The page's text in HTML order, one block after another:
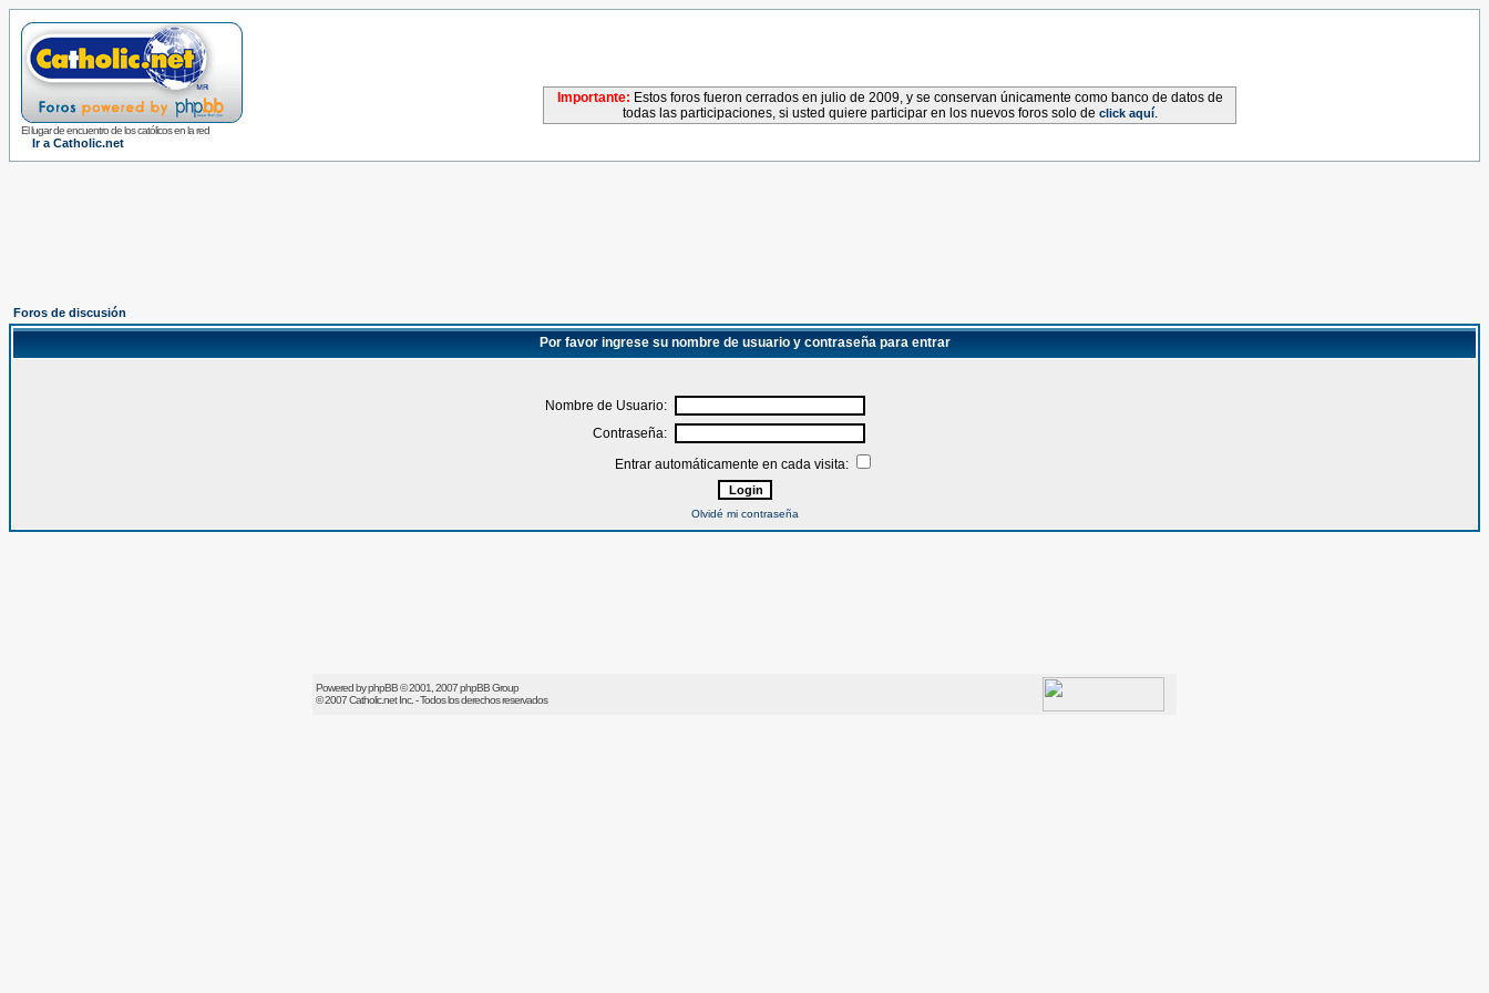
El lugar de encuentro de los católicos en la red
Ir a Catholic.net
Importante: Estos foros fueron cerrados en julio de 2009, y se conservan únicamente como banco de datos de
todas las participaciones, si usted quiere participar en los nuevos foros solo de click aquí.
Foros de discusión
Por favor ingrese su nombre de usuario y contraseña para entrar
Nombre de Usuario:
Contraseña:
Entrar automáticamente en cada visita:
Olvidé mi contraseña
Powered byphpBB© 2001, 2007 phpBB Group
© 2007Catholic.netInc. - Todos los derechos reservados